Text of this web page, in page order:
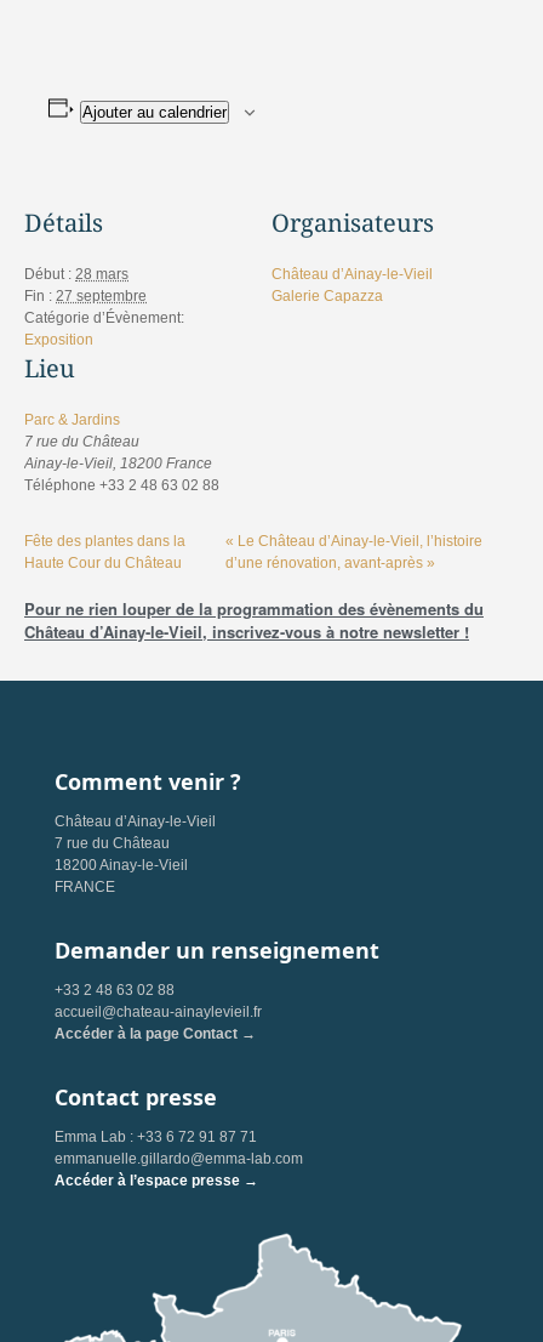
Ajouter au calendrier
Détails
Début : 28 mars
Fin : 27 septembre
Catégorie d’Évènement:
Exposition
Lieu
Parc & Jardins
7 rue du Château
Ainay-le-Vieil 18200 France
Téléphone +33 2 48 63 02 88
Organisateurs
Château d’Ainay-le-Vieil
Galerie Capazza
Fête des plantes dans la
Haute Cour du Château
« Le Château d’Ainay-le-Vieil, l’histoire
d’une rénovation, avant-après »
Pour ne rien louper de la programmation des évènements du
Château d’Ainay-le-Vieil, inscrivez-vous à notre newsletter !
Comment venir ?
Château d’Ainay-le-Vieil
7 rue du Château
18200 Ainay-le-Vieil
FRANCE
Demander un renseignement
+33 2 48 63 02 88
accueil@chateau-ainaylevieil.fr
Accéder à la page Contact →
Contact presse
Emma Lab : +33 6 72 91 87 71
emmanuelle.gillardo@emma-lab.com
Accéder à l’espace presse →